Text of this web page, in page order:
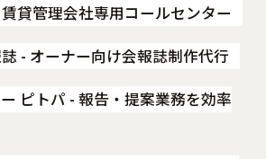
貸管理会社専用コールセンター
- オーナー向け会報誌制作代行
ピトパ - 報告・提案業務を効率